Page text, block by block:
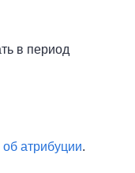
в период
об атрибуции.